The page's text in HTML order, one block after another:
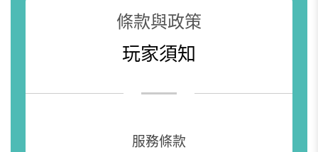
條款與政策
玩家須知
服務條款